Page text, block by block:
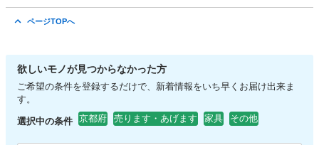
ページTOPへ
欲しいモノが見つからなかった方
ご希望の条件を登録するだけで、新着情報をいち早くお届け出来ま
す。
選択中の条件 京都府 売ります・あげます 家具 その他